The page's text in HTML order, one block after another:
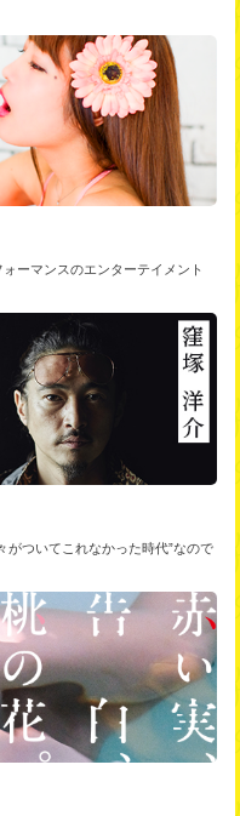
ーマンスのエンターテイメント
がついてこれなかった時代”なので